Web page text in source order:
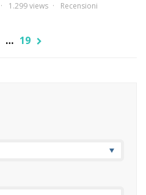
1.299 views Recensioni
… 19